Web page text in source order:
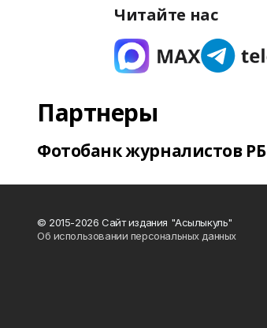
Читайте нас
Партнеры
Фотобанк журналистов РБ
© 2015-2026 Сайт издания "Асылыкуль"
Об использовании персональных данных